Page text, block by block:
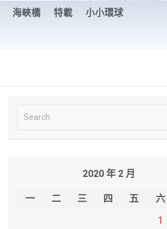
海峽橋 特載 小小環球
e
2020 年 2 月
一 二 三 四 五 六
1